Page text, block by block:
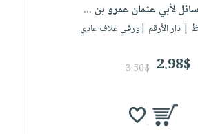
لأبي عثمان عمرو بن ...
| دار الأرقم |ورقي غلاف عادي
2.98$
3.50$